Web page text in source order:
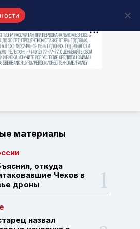
материалы
откуда
Чехов в
дроны
назвал